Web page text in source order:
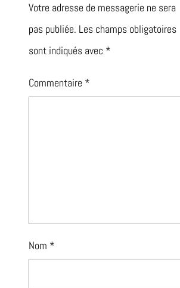
Votre adresse de messagerie ne sera
pas publiée. Les champs obligatoires
sont indiqués avec *
Commentaire *
Nom *